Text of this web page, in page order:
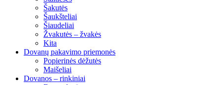
Šakutės
Šaukšteliai
Šiaudeliai
Žvakutės – žvakės
Kita
Dovanų pakavimo priemonės
Popierinės dėžutės
Maišeliai
Dovanos – rinkiniai